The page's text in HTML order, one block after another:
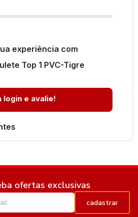
experiência com
Top 1 PVC-Tigre
login e avalie!
ofertas exclusivas
cadastrar